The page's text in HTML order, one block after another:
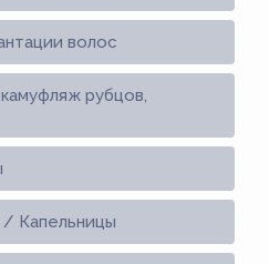
волос
рубцов,
/ Капельницы